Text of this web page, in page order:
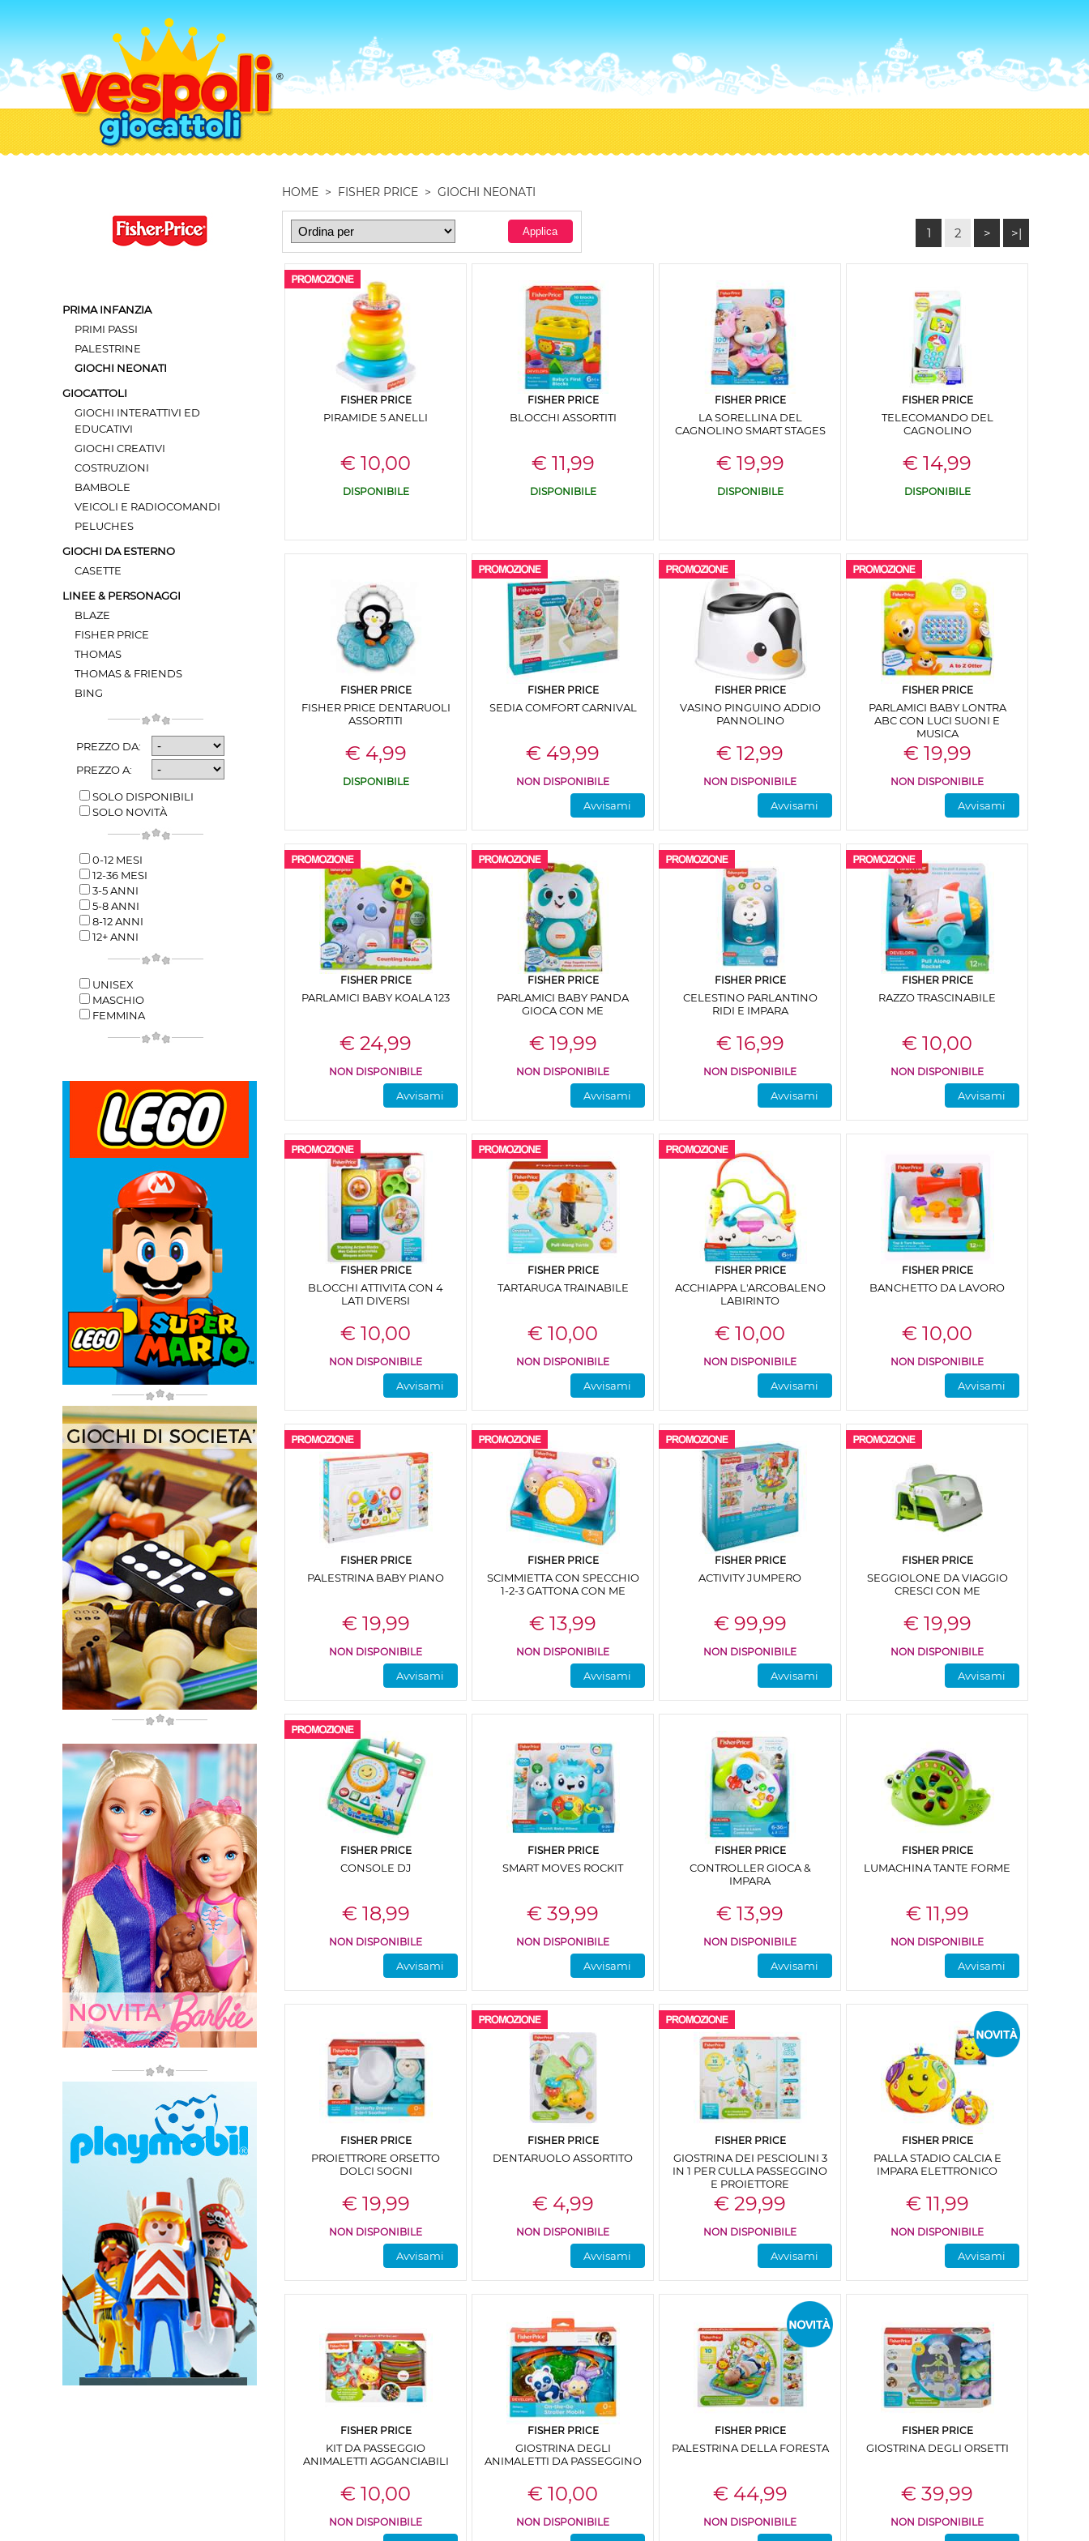
PRIMA INFANZIA
PRIMI PASSI
PALESTRINE
GIOCHI NEONATI
GIOCATTOLI
GIOCHI INTERATTIVI ED
EDUCATIVI
GIOCHI CREATIVI
COSTRUZIONI
BAMBOLE
VEICOLI E RADIOCOMANDI
PELUCHES
GIOCHI DA ESTERNO
CASETTE
LINEE & PERSONAGGI
BLAZE
FISHER PRICE
THOMAS
THOMAS & FRIENDS
BING
PREZZO DA:
PREZZO A:
SOLO DISPONIBILI
SOLO NOVITÀ
0-12 MESI
12-36 MESI
3-5 ANNI
5-8 ANNI
8-12 ANNI
12+ ANNI
UNISEX
MASCHIO
FEMMINA
HOME > FISHER PRICE > GIOCHI NEONATI
1 2 > >|
FISHER PRICE
PIRAMIDE 5 ANELLI
€ 10,00
DISPONIBILE
FISHER PRICE
BLOCCHI ASSORTITI
€ 11,99
DISPONIBILE
FISHER PRICE
LA SORELLINA DEL
CAGNOLINO SMART STAGES
€ 19,99
DISPONIBILE
FISHER PRICE
TELECOMANDO DEL
CAGNOLINO
€ 14,99
DISPONIBILE
FISHER PRICE
FISHER PRICE DENTARUOLI
ASSORTITI
€ 4,99
DISPONIBILE
FISHER PRICE
SEDIA COMFORT CARNIVAL
€ 49,99
NON DISPONIBILE
Avvisami
FISHER PRICE
VASINO PINGUINO ADDIO
PANNOLINO
€ 12,99
NON DISPONIBILE
Avvisami
FISHER PRICE
PARLAMICI BABY LONTRA
ABC CON LUCI SUONI E
MUSICA
€ 19,99
NON DISPONIBILE
Avvisami
FISHER PRICE
PARLAMICI BABY KOALA 123
€ 24,99
NON DISPONIBILE
Avvisami
FISHER PRICE
PARLAMICI BABY PANDA
GIOCA CON ME
€ 19,99
NON DISPONIBILE
Avvisami
FISHER PRICE
CELESTINO PARLANTINO
RIDI E IMPARA
€ 16,99
NON DISPONIBILE
Avvisami
FISHER PRICE
RAZZO TRASCINABILE
€ 10,00
NON DISPONIBILE
Avvisami
FISHER PRICE
BLOCCHI ATTIVITA CON 4
LATI DIVERSI
€ 10,00
NON DISPONIBILE
Avvisami
FISHER PRICE
TARTARUGA TRAINABILE
€ 10,00
NON DISPONIBILE
Avvisami
FISHER PRICE
ACCHIAPPA L'ARCOBALENO
LABIRINTO
€ 10,00
NON DISPONIBILE
Avvisami
FISHER PRICE
BANCHETTO DA LAVORO
€ 10,00
NON DISPONIBILE
Avvisami
FISHER PRICE
PALESTRINA BABY PIANO
€ 19,99
NON DISPONIBILE
Avvisami
FISHER PRICE
SCIMMIETTA CON SPECCHIO
1-2-3 GATTONA CON ME
€ 13,99
NON DISPONIBILE
Avvisami
FISHER PRICE
ACTIVITY JUMPERO
€ 99,99
NON DISPONIBILE
Avvisami
FISHER PRICE
SEGGIOLONE DA VIAGGIO
CRESCI CON ME
€ 19,99
NON DISPONIBILE
Avvisami
FISHER PRICE
CONSOLE DJ
€ 18,99
NON DISPONIBILE
Avvisami
FISHER PRICE
SMART MOVES ROCKIT
€ 39,99
NON DISPONIBILE
Avvisami
FISHER PRICE
CONTROLLER GIOCA &
IMPARA
€ 13,99
NON DISPONIBILE
Avvisami
FISHER PRICE
LUMACHINA TANTE FORME
€ 11,99
NON DISPONIBILE
Avvisami
FISHER PRICE
PROIETTRORE ORSETTO
DOLCI SOGNI
€ 19,99
NON DISPONIBILE
Avvisami
FISHER PRICE
DENTARUOLO ASSORTITO
€ 4,99
NON DISPONIBILE
Avvisami
FISHER PRICE
GIOSTRINA DEI PESCIOLINI 3
IN 1 PER CULLA PASSEGGINO
E PROIETTORE
€ 29,99
NON DISPONIBILE
Avvisami
FISHER PRICE
PALLA STADIO CALCIA E
IMPARA ELETTRONICO
€ 11,99
NON DISPONIBILE
Avvisami
FISHER PRICE
KIT DA PASSEGGIO
ANIMALETTI AGGANCIABILI
€ 10,00
NON DISPONIBILE
FISHER PRICE
GIOSTRINA DEGLI
ANIMALETTI DA PASSEGGINO
€ 10,00
NON DISPONIBILE
FISHER PRICE
PALESTRINA DELLA FORESTA
€ 44,99
NON DISPONIBILE
FISHER PRICE
GIOSTRINA DEGLI ORSETTI
€ 39,99
NON DISPONIBILE